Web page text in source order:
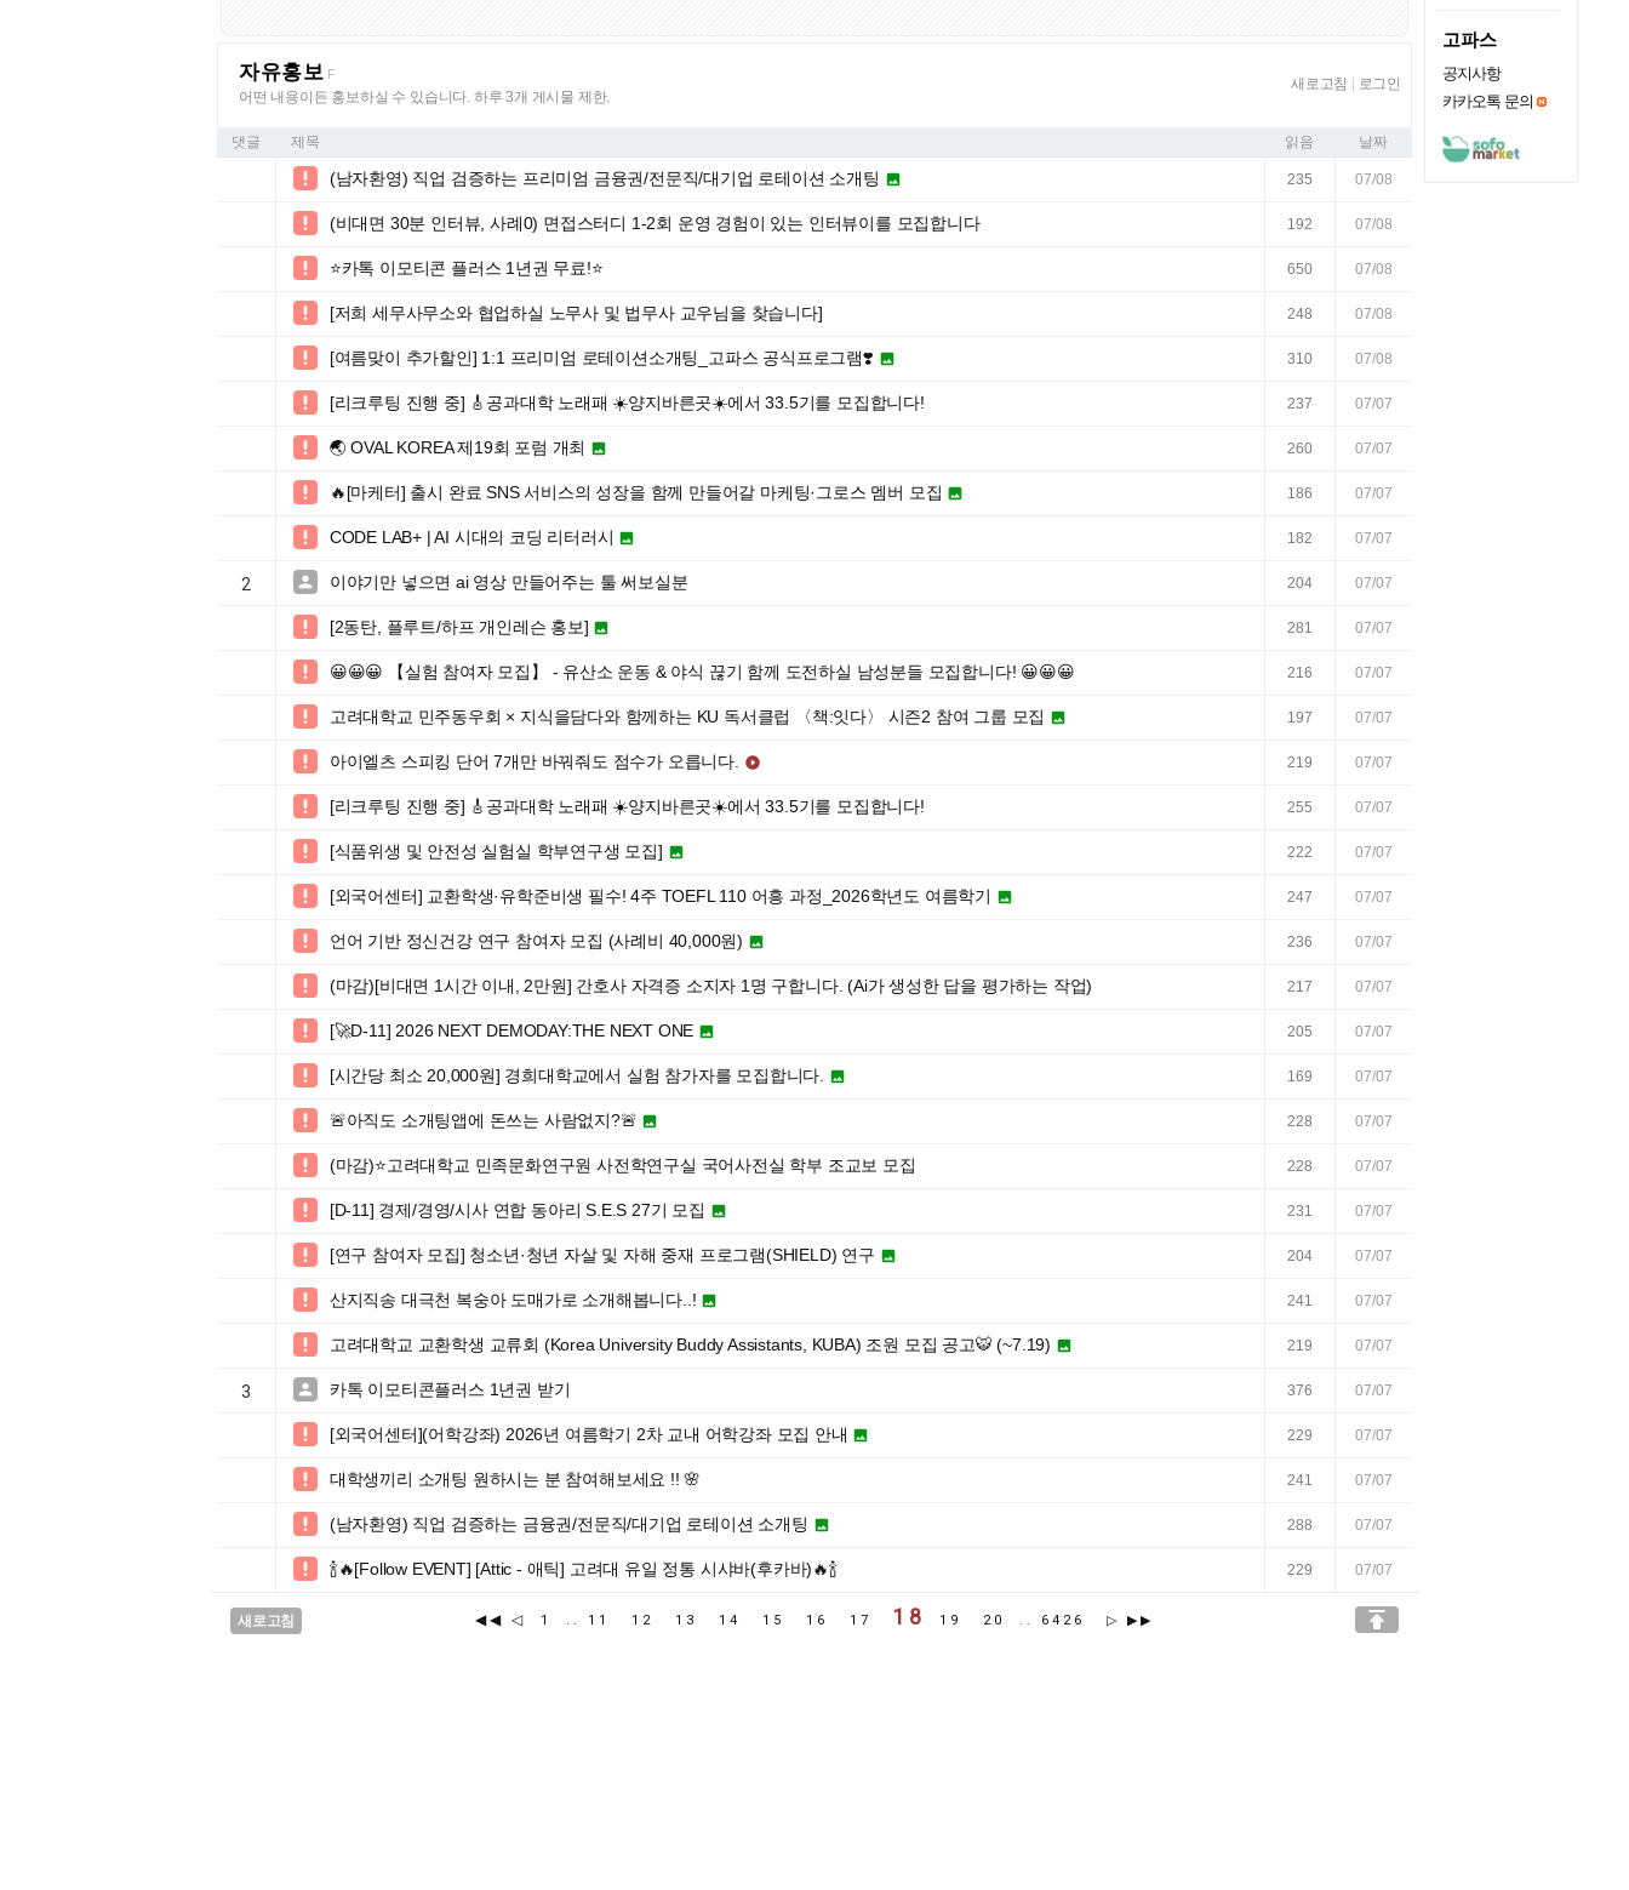
자유홍보 F
어떤 내용이든 홍보하실 수 있습니다. 하루 3개 게시물 제한.
새로고침 로그인
댓글 제목 읽음 날짜
 (남자환영) 직업 검증하는 프리미엄 금융권/전문직/대기업 로테이션 소개팅  235 07/08
 (비대면 30분 인터뷰, 사례0) 면접스터디 1-2회 운영 경험이 있는 인터뷰이를 모집합니다 192 07/08
 ⭐️카톡 이모티콘 플러스 1년권 무료!⭐️ 650 07/08
 [저희 세무사무소와 협업하실 노무사 및 법무사 교우님을 찾습니다] 248 07/08
 [여름맞이 추가할인] 1:1 프리미엄 로테이션소개팅_고파스 공식프로그램❣️  310 07/08
 [리크루팅 진행 중] 🎸공과대학 노래패 ☀️양지바른곳☀️에서 33.5기를 모집합니다! 237 07/07
 🌏 OVAL KOREA 제19회 포럼 개최  260 07/07
 🔥[마케터] 출시 완료 SNS 서비스의 성장을 함께 만들어갈 마케팅·그로스 멤버 모집  186 07/07
 CODE LAB+ | AI 시대의 코딩 리터러시  182 07/07
2  이야기만 넣으면 ai 영상 만들어주는 툴 써보실분 204 07/07
 [2동탄, 플루트/하프 개인레슨 홍보]  281 07/07
 😀😀😀 【실험 참여자 모집】 - 유산소 운동 & 야식 끊기 함께 도전하실 남성분들 모집합니다! 😀😀😀 216 07/07
 고려대학교 민주동우회 × 지식을담다와 함께하는 KU 독서클럽 〈책:잇다〉 시즌2 참여 그룹 모집  197 07/07
 아이엘츠 스피킹 단어 7개만 바꿔줘도 점수가 오릅니다.  219 07/07
 [리크루팅 진행 중] 🎸공과대학 노래패 ☀️양지바른곳☀️에서 33.5기를 모집합니다! 255 07/07
 [식품위생 및 안전성 실험실 학부연구생 모집]  222 07/07
 [외국어센터] 교환학생·유학준비생 필수! 4주 TOEFL 110 어흥 과정_2026학년도 여름학기  247 07/07
 언어 기반 정신건강 연구 참여자 모집 (사례비 40,000원)  236 07/07
 (마감)[비대면 1시간 이내, 2만원] 간호사 자격증 소지자 1명 구합니다. (Ai가 생성한 답을 평가하는 작업) 217 07/07
 [🚀D-11] 2026 NEXT DEMODAY:THE NEXT ONE  205 07/07
 [시간당 최소 20,000원] 경희대학교에서 실험 참가자를 모집합니다.  169 07/07
 🚨아직도 소개팅앱에 돈쓰는 사람없지?🚨  228 07/07
 (마감)⭐고려대학교 민족문화연구원 사전학연구실 국어사전실 학부 조교보 모집 228 07/07
 [D-11] 경제/경영/시사 연합 동아리 S.E.S 27기 모집  231 07/07
 [연구 참여자 모집] 청소년·청년 자살 및 자해 중재 프로그램(SHIELD) 연구  204 07/07
 산지직송 대극천 복숭아 도매가로 소개해봅니다..!  241 07/07
 고려대학교 교환학생 교류회 (Korea University Buddy Assistants, KUBA) 조원 모집 공고🐯 (~7.19)  219 07/07
3  카톡 이모티콘플러스 1년권 받기 376 07/07
 [외국어센터](어학강좌) 2026년 여름학기 2차 교내 어학강좌 모집 안내  229 07/07
 대학생끼리 소개팅 원하시는 분 참여해보세요 !! 🌸 241 07/07
 (남자환영) 직업 검증하는 금융권/전문직/대기업 로테이션 소개팅  288 07/07
 🍾🔥[Follow EVENT] [Attic - 애틱] 고려대 유일 정통 시샤바(후카바)🔥🍾 229 07/07
새로고침 ◀◀ ◁ 1 .. 11 12 13 14 15 16 17 18 19 20 .. 6426 ▷ ▶▶ 
고파스
공지사항
카카오톡 문의